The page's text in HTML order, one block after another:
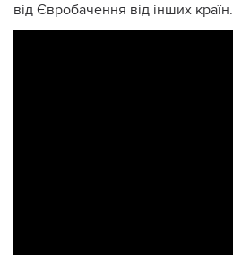
від Євробачення від інших країн.